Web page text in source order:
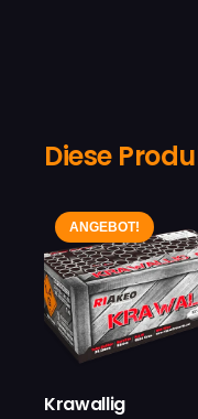
Diese
ANGEBOT!
Krawallig